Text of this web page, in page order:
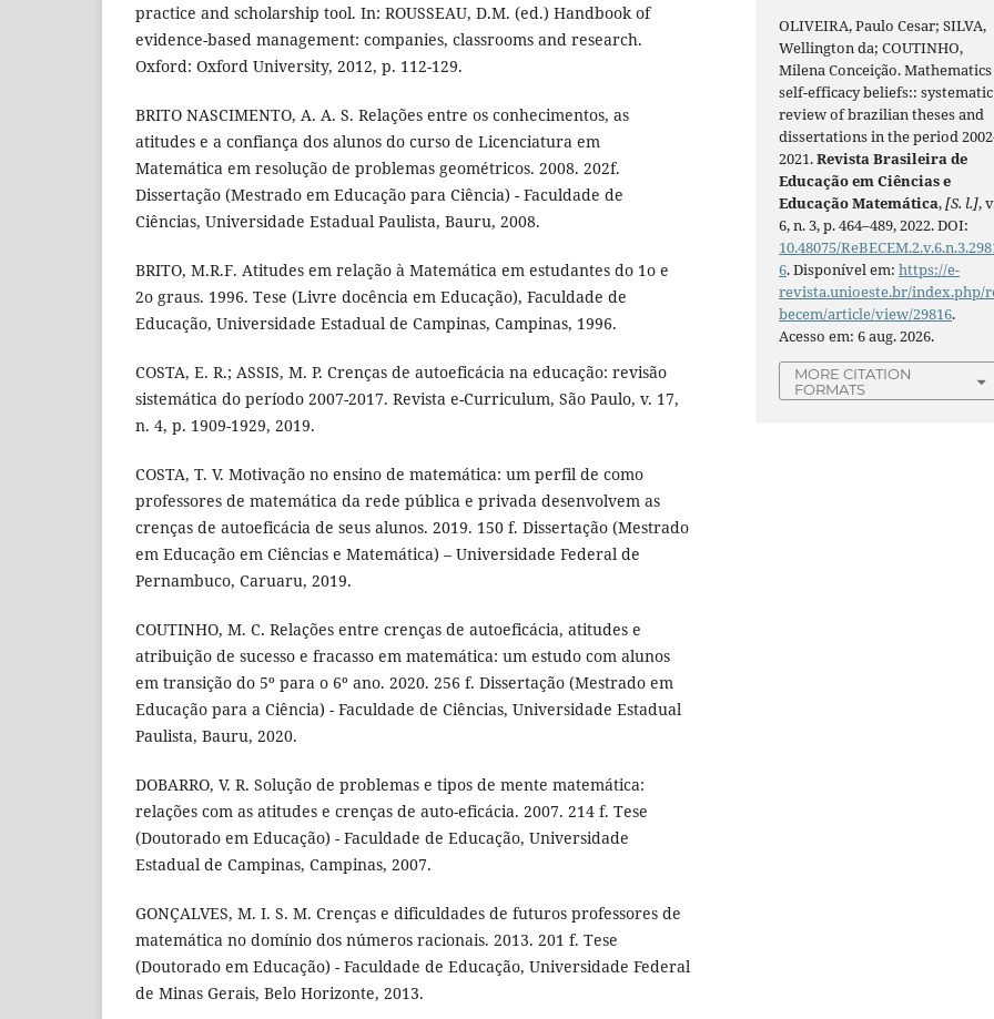
practice and scholarship tool. In: ROUSSEAU, D.M. (ed.) Handbook of
evidence-based management: companies, classrooms and research.
Oxford: Oxford University, 2012, p. 112-129.
BRITO NASCIMENTO, A. A. S. Relações entre os conhecimentos, as
atitudes e a confiança dos alunos do curso de Licenciatura em
Matemática em resolução de problemas geométricos. 2008. 202f.
Dissertação (Mestrado em Educação para Ciência) - Faculdade de
Ciências, Universidade Estadual Paulista, Bauru, 2008.
BRITO, M.R.F. Atitudes em relação à Matemática em estudantes do 1o e
2o graus. 1996. Tese (Livre docência em Educação), Faculdade de
Educação, Universidade Estadual de Campinas, Campinas, 1996.
COSTA, E. R.; ASSIS, M. P. Crenças de autoeficácia na educação: revisão
sistemática do período 2007-2017. Revista e-Curriculum, São Paulo, v. 17,
n. 4, p. 1909-1929, 2019.
COSTA, T. V. Motivação no ensino de matemática: um perfil de como
professores de matemática da rede pública e privada desenvolvem as
crenças de autoeficácia de seus alunos. 2019. 150 f. Dissertação (Mestrado
em Educação em Ciências e Matemática) – Universidade Federal de
Pernambuco, Caruaru, 2019.
COUTINHO, M. C. Relações entre crenças de autoeficácia, atitudes e
atribuição de sucesso e fracasso em matemática: um estudo com alunos
em transição do 5º para o 6º ano. 2020. 256 f. Dissertação (Mestrado em
Educação para a Ciência) - Faculdade de Ciências, Universidade Estadual
Paulista, Bauru, 2020.
DOBARRO, V. R. Solução de problemas e tipos de mente matemática:
relações com as atitudes e crenças de auto-eficácia. 2007. 214 f. Tese
(Doutorado em Educação) - Faculdade de Educação, Universidade
Estadual de Campinas, Campinas, 2007.
GONÇALVES, M. I. S. M. Crenças e dificuldades de futuros professores de
matemática no domínio dos números racionais. 2013. 201 f. Tese
(Doutorado em Educação) - Faculdade de Educação, Universidade Federal
de Minas Gerais, Belo Horizonte, 2013.
OLIVEIRA, Paulo Cesar; SILVA,
Wellington da; COUTINHO,
Milena Conceição. Mathematics
self-efficacy beliefs:: systematic
review of brazilian theses and
dissertations in the period
2021.Revista Brasileira de
Educação em Ciências e
Educação Matemática,[S. l.],
6, n. 3, p. 464–489, 2022. DOI:
10.48075/
6. Disponível em:https://e-
revista.unioeste.br/index.php/
becem/article/view/29816.
Acesso em: 6 aug. 2026.
MORE CITATION
FORMATS